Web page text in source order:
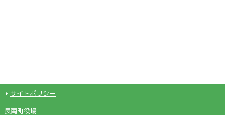
サイトポリシー
長南町役場